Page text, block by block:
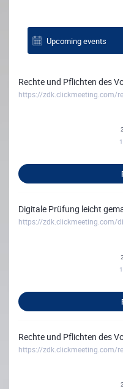
Upcoming events
Rechte und Pflichten des
https://zdk.clickmeeting.com/
Digitale Prüfung leicht
https://zdk.clickmeeting.com/
Rechte und Pflichten des
https://zdk.clickmeeting.com/